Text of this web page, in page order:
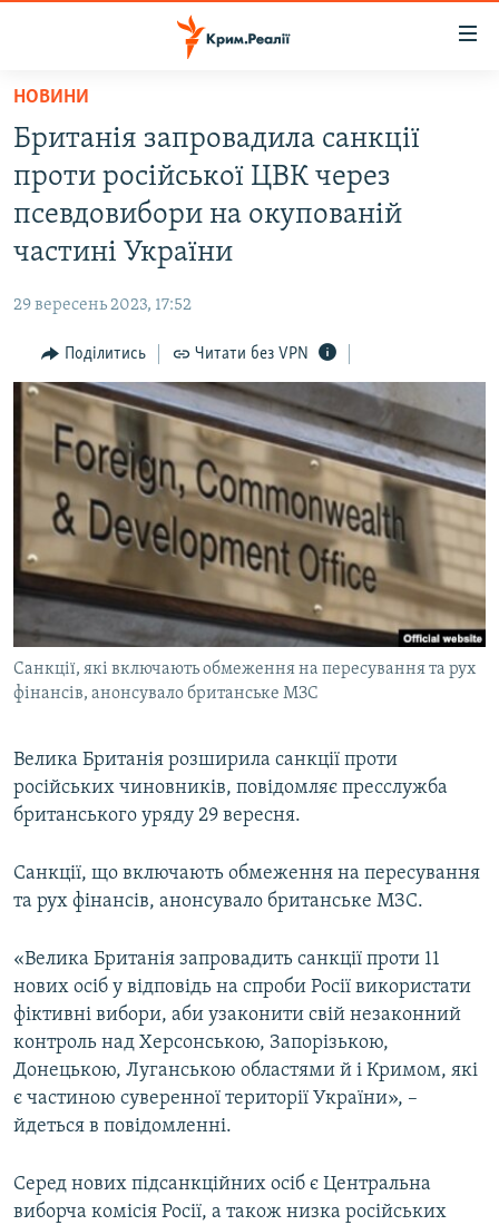
Перейти
основного
матеріалу
Перейти
до
основної
Перейти
пошуку
ВОДА.КРИМ
ВІДЕО ТА ФОТО
ПОЛІТИКА
ПОГЛЯД
ІНТЕРВ'Ю
ВСЕ ЗА ДЕНЬ
СПЕЦПРОЕКТИ
ДЕПОРТАЦІЯ
ВІДЕОУРОКИ «ELIFBE»
СВІДЧЕННЯ ОКУПАЦІЇ
УКРАЇНСЬКА ПРОБЛЕМА КРИМУ
ІНФОГРАФІКА
ЯК ОБІЙТИ БЛОКУВАННЯ
Русский
Qırımtatar
ДОЛУЧАЙСЯ!
НОВИНИ
Британія запровадила санкції
проти російської ЦВК через
псевдовибори на окупованій
частині України
29 вересень 2023, 17:52
Поділитись Читати без VPN
Санкції, які включають обмеження на пересування та рух
фінансів, анонсувало британське МЗС
Велика Британія розширила санкції проти
російських чиновників, повідомляє пресслужба
британського уряду 29 вересня.
Санкції, що включають обмеження на пересування
та рух фінансів, анонсувало британське МЗС.
«Велика Британія запровадить санкції проти 11
нових осіб у відповідь на спроби Росії використати
фіктивні вибори, аби узаконити свій незаконний
контроль над Херсонською, Запорізькою,
Донецькою, Луганською областями й і Кримом, які
є частиною суверенної території України», –
йдеться в повідомленні.
Серед нових підсанкційних осіб є Центральна
виборча комісія Росії, а також низка російських